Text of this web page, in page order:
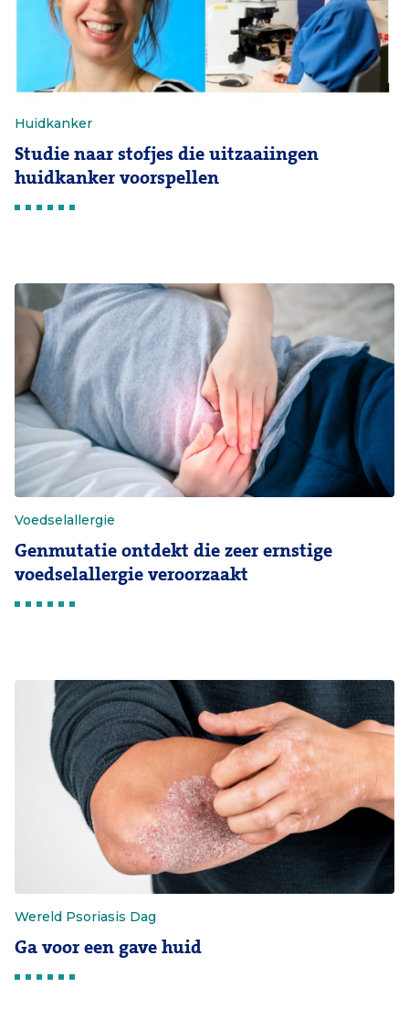
Huidkanker
Studie naar stofjes die uitzaaiingen
huidkanker voorspellen
Voedselallergie
Genmutatie ontdekt die zeer ernstige
voedselallergie veroorzaakt
Wereld Psoriasis Dag
Ga voor een gave huid